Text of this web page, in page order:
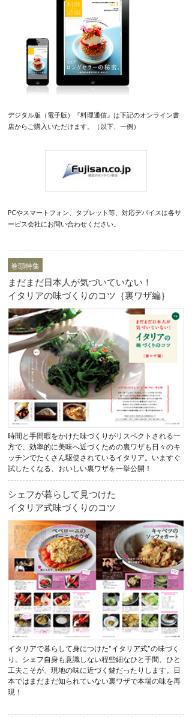
デジタル版（電子版）『料理通信』は下記のオンライン書
店からご購入いただけます。（以下、一例）
PCやスマートフォン、タブレット等、対応デバイスは各サ
ービス会社にお問い合わせください。
巻頭特集
まだまだ日本人が気づいていない！
イタリアの味づくりのコツ｛裏ワザ編｝
時間と手間暇をかけた味づくりがリスペクトされる一
方で、効率的に美味へ近づくための裏ワザも日々のキ
ッチンでたくさん駆使されているイタリア。いますぐ
試したくなる、おいしい裏ワザを一挙公開！
シェフが暮らして見つけた
イタリア式味づくりのコツ
イタリアで暮らして身につけた“イタリア式”の味づく
り。シェフ自身も意識しない程些細なひと手間、ひと
工夫こそが、現地の味に近づく鍵だったりします。日
本ではまだまだ知られていない裏ワザで本場の味を再
現！